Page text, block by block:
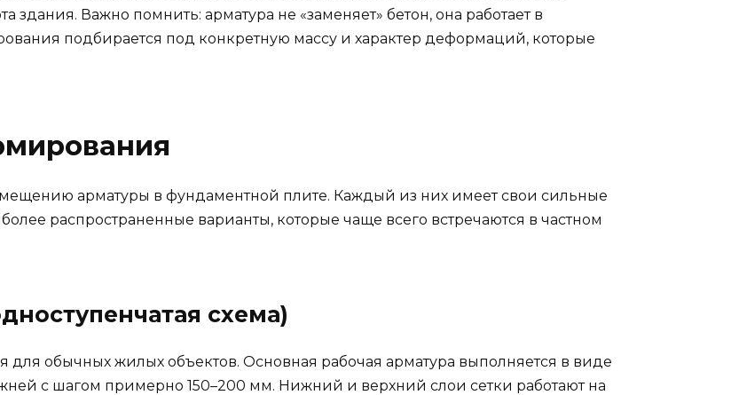
здания. Важно помнить: арматура не «заменяет» бетон, она работает в
подбирается под конкретную массу и характер деформаций, которые
арматуры в фундаментной плите. Каждый из них имеет свои сильные
распространенные варианты, которые чаще всего встречаются в частном
схема)
для обычных жилых объектов. Основная рабочая арматура выполняется в виде
с шагом примерно 150–200 мм. Нижний и верхний слои сетки работают на